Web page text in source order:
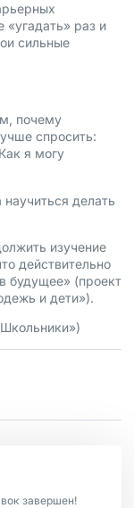
раз и
сильные
почему
спросить:
я могу
делать
изучение
действительно
будущее» (проект
и дети»).
завершен!